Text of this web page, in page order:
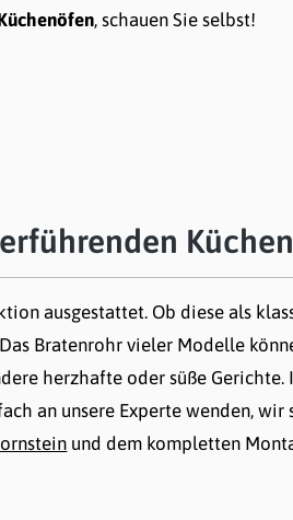
2.526,37 €* , schauen Sie selbst!
ausgestattet. Ob diese als
Bratenrohr vieler Modelle
herzhafte oder süße Gerichte.
an unsere Experte wenden,
und dem kompletten